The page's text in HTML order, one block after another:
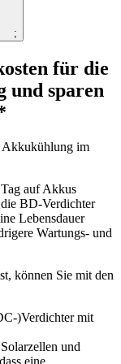
;
für die
und sparen
im
auf Akkus
die BD-Verdichter
Lebensdauer
Wartungs- und
können Sie mit den
)Verdichter mit
und
eine